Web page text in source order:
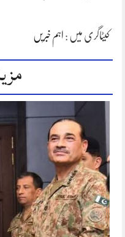
کیٹاگری میں : اہم خبریں